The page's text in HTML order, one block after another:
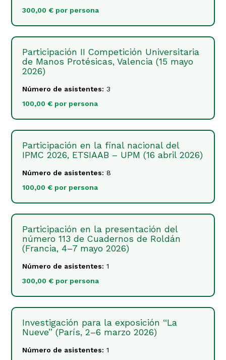
300,00 € por persona
Participación II Competición Universitaria
de Manos Protésicas, Valencia (15 mayo
2026)
Número de asistentes: 3
100,00 € por persona
Participación en la final nacional del
IPMC 2026, ETSIAAB – UPM (16 abril 2026)
Número de asistentes: 8
100,00 € por persona
Participación en la presentación del
número 113 de Cuadernos de Roldán
(Francia, 4–7 mayo 2026)
Número de asistentes: 1
300,00 € por persona
Investigación para la exposición “La
Nueve” (París, 2–6 marzo 2026)
Número de asistentes: 1